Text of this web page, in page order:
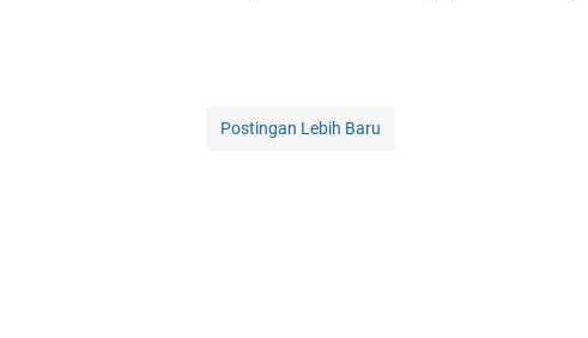
Postingan Lebih Baru